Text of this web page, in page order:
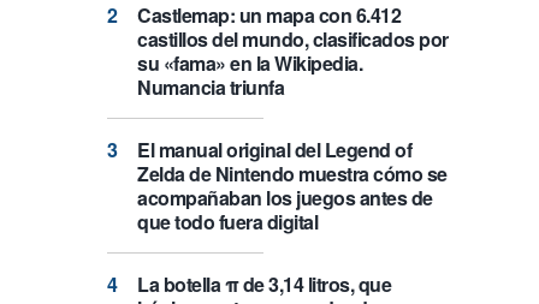
Castlemap: un mapa con 6.412
castillos del mundo, clasificados por
su «fama» en la Wikipedia.
Numancia triunfa
El manual original del Legend of
Zelda de Nintendo muestra cómo se
acompañaban los juegos antes de
que todo fuera digital
La botella π de 3,14 litros, que